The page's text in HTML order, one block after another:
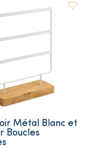
Métal Blanc et
Boucles